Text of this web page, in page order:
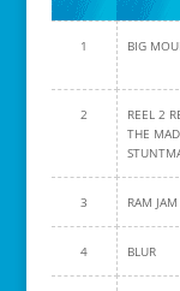
1 BIG
2
REEL 2
THE MAD
3 RAM JAM
4 BLUR